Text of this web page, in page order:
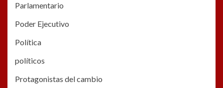
Parlamentario
Poder Ejecutivo
Política
políticos
Protagonistas del cambio